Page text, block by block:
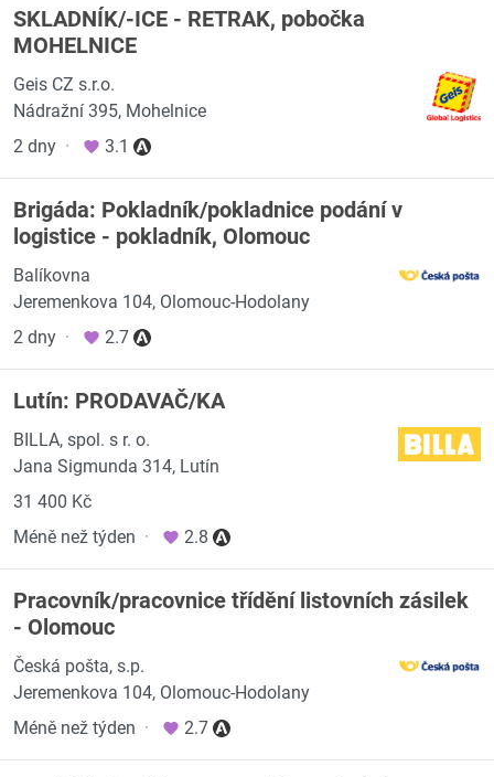
SKLADNÍK/-ICE - RETRAK, pobočka
MOHELNICE
Geis CZ s.r.o.
Nádražní 395, Mohelnice
2 dny · 3.1
Brigáda: Pokladník/pokladnice podání v
logistice - pokladník, Olomouc
Balíkovna
Jeremenkova 104, Olomouc-Hodolany
2 dny · 2.7
Lutín: PRODAVAČ/KA
BILLA, spol. s r. o.
Jana Sigmunda 314, Lutín
31 400 Kč
Méně než týden · 2.8
Pracovník/pracovnice třídění listovních zásilek
- Olomouc
Česká pošta, s.p.
Jeremenkova 104, Olomouc-Hodolany
Méně než týden · 2.7